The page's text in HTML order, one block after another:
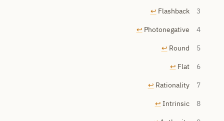
3
Flashback
↩︎
4
Photonegative
↩︎
5
Round
↩︎
6
Flat
↩︎
7
Rationality
↩︎
8
Intrinsic
↩︎